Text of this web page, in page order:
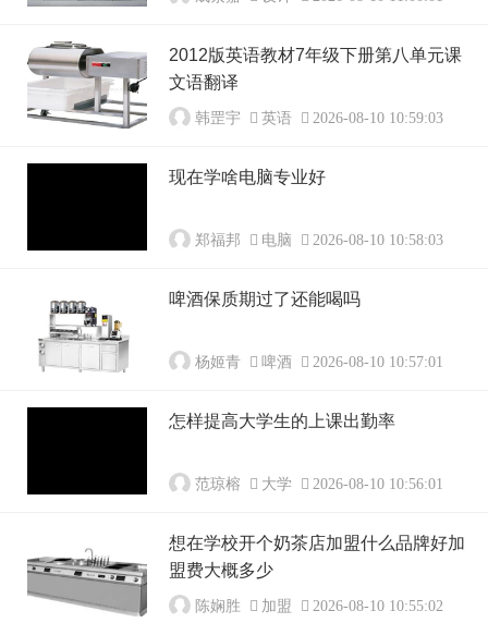
2012版英语教材7年级下册第八单元课
文语翻译
韩罡宇 英语 2026-08-10 10:59:03
现在学啥电脑专业好
郑福邦 电脑 2026-08-10 10:58:03
啤酒保质期过了还能喝吗
杨姬青 啤酒 2026-08-10 10:57:01
怎样提高大学生的上课出勤率
范琼榕 大学 2026-08-10 10:56:01
想在学校开个奶茶店加盟什么品牌好加
盟费大概多少
陈娴胜 加盟 2026-08-10 10:55:02